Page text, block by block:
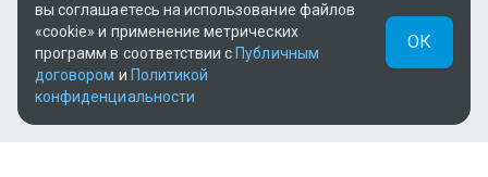
МЫ В СОЦСЕТЯХ
вы соглашаетесь на использование файлов
«cookie» и применение метрических
программ в соответствии с Публичным
договором и Политикой
конфиденциальности
ОК